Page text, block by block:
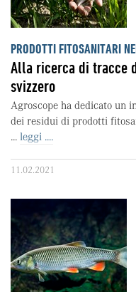
PRODOTTI FITOSANITARI
Alla ricerca di tracce
svizzero
Agroscope ha dedicato un
dei residui di prodotti
... leggi ....
11.02.2021